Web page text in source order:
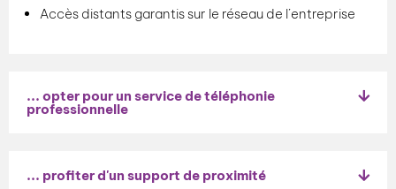
Accès distants garantis sur le réseau de l’entreprise
... opter pour un service de téléphonie
professionnelle
... profiter d'un support de proximité